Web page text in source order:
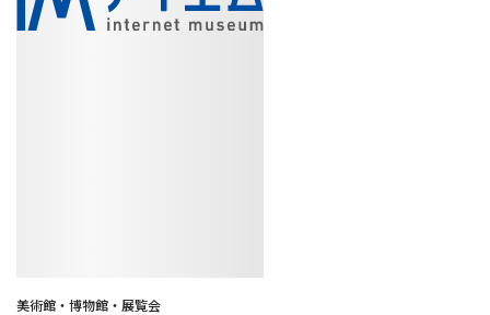
美術館・博物館・展覧会